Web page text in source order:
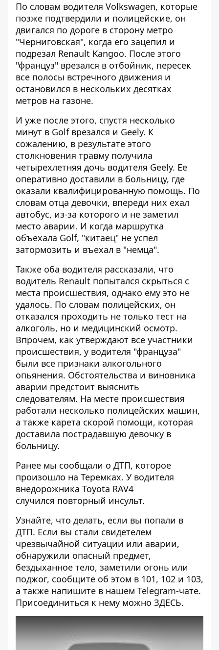
По словам водителя Volkswagen, которые
позже подтвердили и полицейские, он
двигался по дороге в сторону метро
"Черниговская", когда его зацепил и
подрезал Renault Kangoo. После этого
"француз" врезался в отбойник, пересек
все полосы встречного движения и
остановился в нескольких десятках
метров на газоне.
И уже после этого, спустя несколько
минут в Golf врезался и Geely. К
сожалению, в результате этого
столкновения травму получила
четырехлетняя дочь водителя Geely. Ее
оперативно доставили в больницу, где
оказали квалифицированную помощь. По
словам отца девочки, впереди них ехал
автобус, из-за которого и не заметил
место аварии. И когда маршрутка
объехала Golf, "китаец" не успел
затормозить и въехал в "немца".
Также оба водителя рассказали, что
водитель Renault попытался скрыться с
места происшествия, однако ему это не
удалось. По словам полицейских, он
отказался проходить не только тест на
алкоголь, но и медицинский осмотр.
Впрочем, как утверждают все участники
происшествия, у водителя "француза"
были все признаки алкогольного
опьянения. Обстоятельства и виновника
аварии предстоит выяснить
следователям. На месте происшествия
работали несколько полицейских машин,
а также карета скорой помощи, которая
доставила пострадавшую девочку в
больницу.
Ранее мы сообщали о ДТП, которое
произошло на Теремках. У водителя
внедорожника Toyota RAV4
случился повторный инсульт.
Узнайте, что делать, если вы попали в
ДТП. Если вы стали свидетелем
чрезвычайной ситуации или аварии,
обнаружили опасный предмет,
бездыханное тело, заметили огонь или
поджог, сообщите об этом в 101, 102 и 103,
а также напишите в нашем Telegram-чате.
Присоединиться к нему можно ЗДЕСЬ.